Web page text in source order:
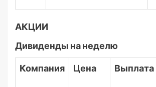
АКЦИИ
Дивиденды на неделю
Компания Цена Выплата